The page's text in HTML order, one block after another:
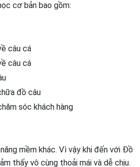
cơ bản bao gồm:
câu cá
câu cá
đồ câu
sóc khách hàng
mềm khác. Vì vậy khi đến với Đồ
thấy vô cùng thoải mái và dễ chịu.